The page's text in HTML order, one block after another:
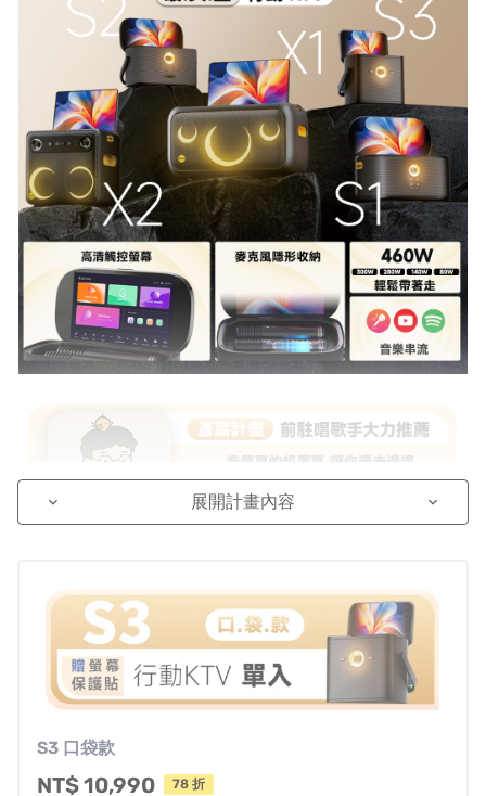
keyboard_arrow_down 展開計畫內容 keyboard_arrow_down
S3 口袋款
NT$ 10,990
78 折